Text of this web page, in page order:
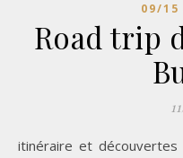
09/15
Road trip
itinéraire et découvertes Départ : 9 avril – Narbonne →